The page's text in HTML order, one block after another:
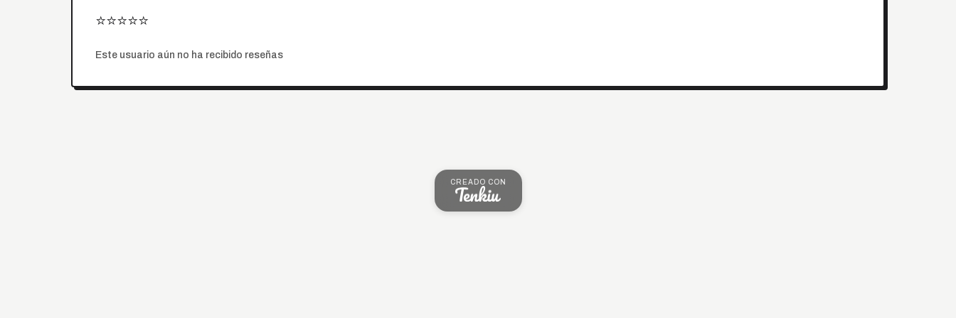
⭐⭐⭐⭐⭐
Este usuario aún no ha recibido reseñas
CREADO CON